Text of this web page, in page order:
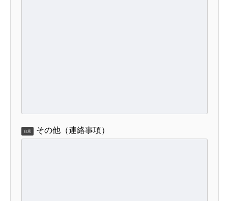
任意 その他（連絡事項）